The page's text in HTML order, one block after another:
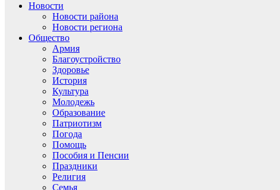
Новости
Новости района
Новости региона
Общество
Армия
Благоустройство
Здоровье
История
Культура
Молодежь
Образование
Патриотизм
Погода
Помощь
Пособия и Пенсии
Праздники
Религия
Семья